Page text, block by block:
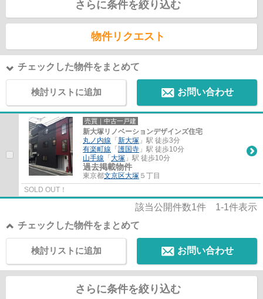
さらに条件を絞り込む
物件リクエスト
チェックした物件をまとめて
検討リストに追加 お問い合わせ
売買｜中古一戸建
新大塚リノベーションデザインズ住宅
丸ノ内線 「 新大塚 」駅 徒歩3分
有楽町線 「 護国寺 」駅 徒歩10分
山手線 「 大塚 」駅 徒歩10分
過去掲載物件
東京都文京区大塚 ５丁目
SOLD OUT！
該当公開件数1件 1-1件表示
チェックした物件をまとめて
お問い合わせ
検討リストに追加
さらに条件を絞り込む